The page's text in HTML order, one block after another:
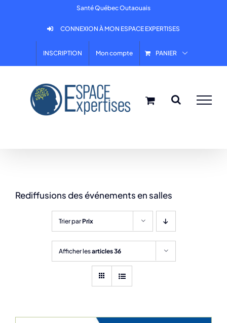
Santé Québec Outaouais
CONNEXION À MON ESPACE EXPERTISES
INSCRIPTION Mon compte PANIER
Rediffusions des événements en salles
Trier parPrix
Afficher lesarticles 36